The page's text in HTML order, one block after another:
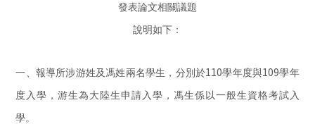
發表論文相關議題
說明如下：
一、報導所涉游姓及馮姓兩名學生，分別於110學年度與109學年
度入學，游生為大陸生申請入學，馮生係以一般生資格考試入
學。